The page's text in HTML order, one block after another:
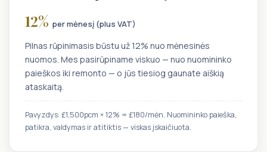
12% per mėnesį (plus VAT)
Pilnas rūpinimasis būstu už 12% nuo mėnesinės
nuomos. Mes pasirūpiname viskuo — nuo nuomininko
paieškos iki remonto — o jūs tiesiog gaunate aiškią
ataskaitą.
Pavyzdys: £1,500pcm × 12% = £180/mėn. Nuomininko paieška,
patikra, valdymas ir atitiktis — viskas įskaičiuota.